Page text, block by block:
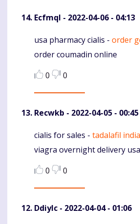
Ecfmql - 2022-04-06 - 04:13
Komentaras
usa pharmacy cialis - order
order coumadin online
0
0
Recwkb - 2022-04-05 - 00:45
Komentaras
cialis for sales - tadalafil india
viagra overnight delivery usa
0
0
Ddiylc - 2022-04-04 - 01:06